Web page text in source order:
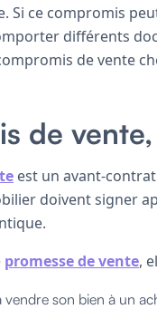
Si ce compromis
différents
de vente
de
est un avant-
doivent signer
promesse de vente,
vendre son bien à un